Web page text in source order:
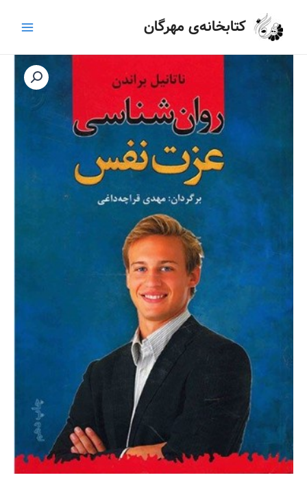
کتابخانه‌ی مهرگان
Menu